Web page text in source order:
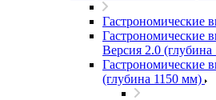
Гастрономические
Гастрономические
Версия 2.0
Гастрономические
(глубина 1150 мм)